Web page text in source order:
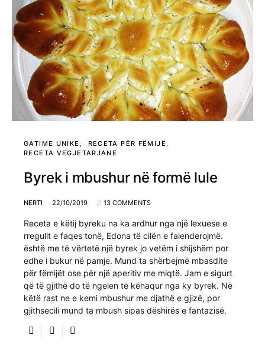
GATIME UNIKE
RECETA PËR FËMIJË
RECETA VEGJETARJANE
Byrek i mbushur në formë lule
NERTI 22/10/2019 13 COMMENTS
Receta e këtij byreku na ka ardhur nga një lexuese e
rregullt e faqes tonë, Edona të cilën e falenderojmë.
është me të vërtetë një byrek jo vetëm i shijshëm por
edhe i bukur në pamje. Mund ta shërbejmë mbasdite
për fëmijët ose për një aperitiv me miqtë. Jam e sigurt
që të gjithë do të ngelen të kënaqur nga ky byrek. Në
këtë rast ne e kemi mbushur me djathë e gjizë, por
gjithsecili mund ta mbush sipas dëshirës e fantazisë.